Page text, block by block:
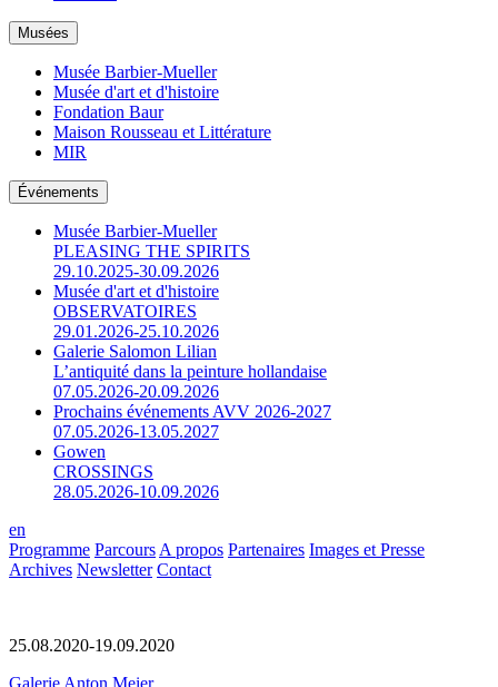
Musées
Musée Barbier-Mueller
Musée d'art et d'histoire
Fondation Baur
Maison Rousseau et Littérature
MIR
Événements
Musée Barbier-Mueller
PLEASING THE SPIRITS
29.10.2025-30.09.2026
Musée d'art et d'histoire
OBSERVATOIRES
29.01.2026-25.10.2026
Galerie Salomon Lilian
L’antiquité dans la peinture hollandaise
07.05.2026-20.09.2026
Prochains événements AVV 2026-2027
07.05.2026-13.05.2027
Gowen
CROSSINGS
28.05.2026-10.09.2026
en
Programme Parcours A propos Partenaires Images et Presse
Archives Newsletter Contact
25.08.2020-19.09.2020
Galerie Anton Meier